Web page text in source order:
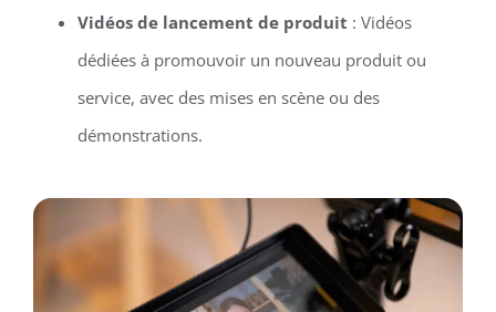
Vidéos de lancement de produit : Vidéos
dédiées à promouvoir un nouveau produit ou
service, avec des mises en scène ou des
démonstrations.